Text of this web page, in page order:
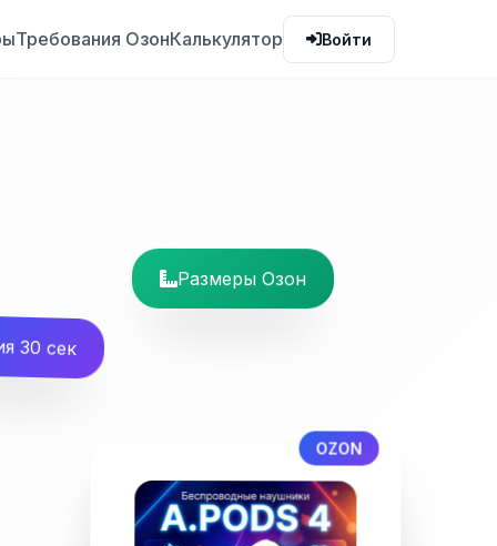
Требования ОзонКалькулятор Войти
OZON
30 сек